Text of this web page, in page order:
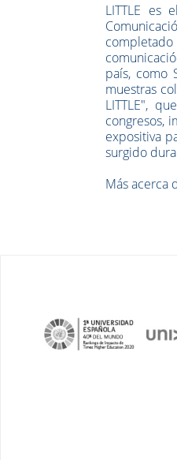
LITTLE es
país, como
muestras
LITTLE",
congresos,
expositiva
surgido
Más acerca